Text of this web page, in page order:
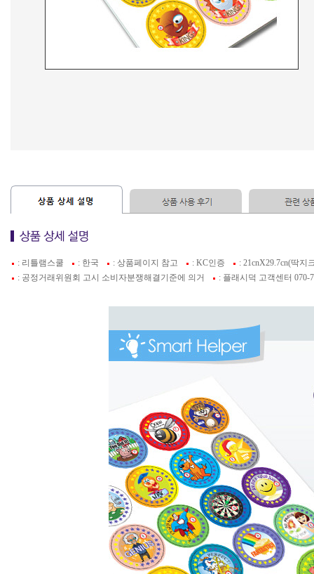
: 리틀램스쿨 : 한국 : 상품페이지 참고 : KC인증
: 21cnX29.7cn(딱지
: 공정거래위원회 고시 소비자분쟁해결기준에 의거
: 플래시덕 고객센터 070-